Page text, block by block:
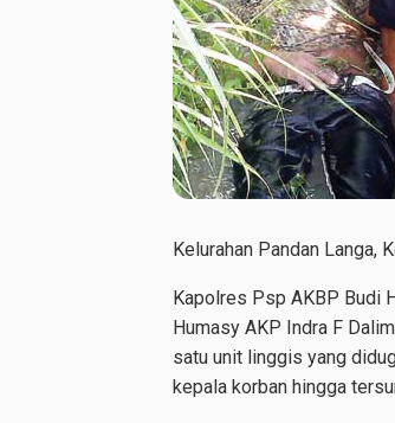
Kelurahan Pandan Langa,
Kapolres Psp AKBP Budi
Humasy AKP Indra F
satu unit linggis yang
kepala korban hingga